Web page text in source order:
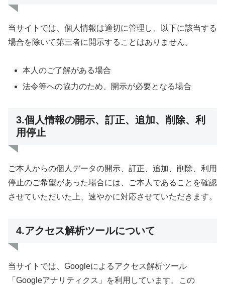
当サイトでは、個人情報は適切に管理し、以下に該当する
場合を除いて第三者に開示することはありません。
本人のご了解がある場合
法令等への協力のため、開示が必要となる場合
3.個人情報の開示、訂正、追加、削除、利
用停止
ご本人からの個人データの開示、訂正、追加、削除、利用
停止のご希望があった場合には、ご本人であることを確認
させていただいた上、速やかに対応させていただきます。
4.アクセス解析ツールについて
当サイトでは、Googleによるアクセス解析ツール
「Googleアナリティクス」を利用しています。この